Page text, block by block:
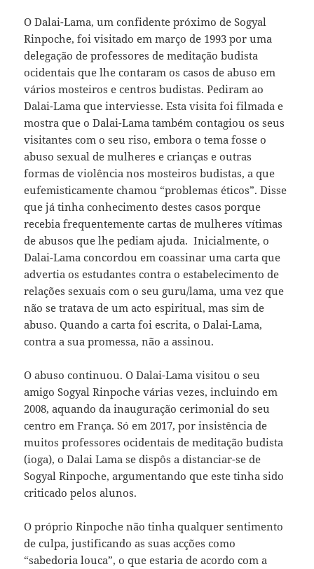
O Dalai-Lama, um confidente próximo de Sogyal
Rinpoche, foi visitado em março de 1993 por uma
delegação de professores de meditação budista
ocidentais que lhe contaram os casos de abuso em
vários mosteiros e centros budistas. Pediram ao
Dalai-Lama que interviesse. Esta visita foi filmada e
mostra que o Dalai-Lama também contagiou os seus
visitantes com o seu riso, embora o tema fosse o
abuso sexual de mulheres e crianças e outras
formas de violência nos mosteiros budistas, a que
eufemisticamente chamou “problemas éticos”. Disse
que já tinha conhecimento destes casos porque
recebia frequentemente cartas de mulheres vítimas
de abusos que lhe pediam ajuda. Inicialmente, o
Dalai-Lama concordou em coassinar uma carta que
advertia os estudantes contra o estabelecimento de
relações sexuais com o seu guru/lama, uma vez que
não se tratava de um acto espiritual, mas sim de
abuso. Quando a carta foi escrita, o Dalai-Lama,
contra a sua promessa, não a assinou.
O abuso continuou. O Dalai-Lama visitou o seu
amigo Sogyal Rinpoche várias vezes, incluindo em
2008, aquando da inauguração cerimonial do seu
centro em França. Só em 2017, por insistência de
muitos professores ocidentais de meditação budista
(ioga), o Dalai Lama se dispôs a distanciar-se de
Sogyal Rinpoche, argumentando que este tinha sido
criticado pelos alunos.
O próprio Rinpoche não tinha qualquer sentimento
de culpa, justificando as suas acções como
“sabedoria louca”, o que estaria de acordo com a